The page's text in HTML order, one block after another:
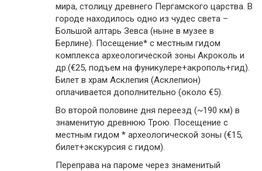
мира, столицу древнего Пергамского царства. В
городе находилось одно из чудес света –
Большой алтарь Зевса (ныне в музее в
Берлине). Посещение* с местным гидом
комплекса археологической зоны Акроколь и
др.(€25, подъем на фуникулере+акрополь+гид).
Билет в храм Асклепия (Асклепион)
оплачивается дополнительно (около €5).
Во второй половине дня переезд (~190 км) в
знаменитую древнюю Трою. Посещение с
местным гидом * археологической зоны (€15,
билет+экскурсия с гидом).
Переправа на пароме через знаменитый